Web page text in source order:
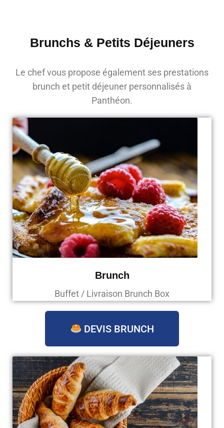
Brunchs & Petits Déjeuners
Le chef vous propose également ses prestations
brunch et petit déjeuner personnalisés à
Panthéon.
Brunch
Buffet / Livraison Brunch Box
DEVIS BRUNCH